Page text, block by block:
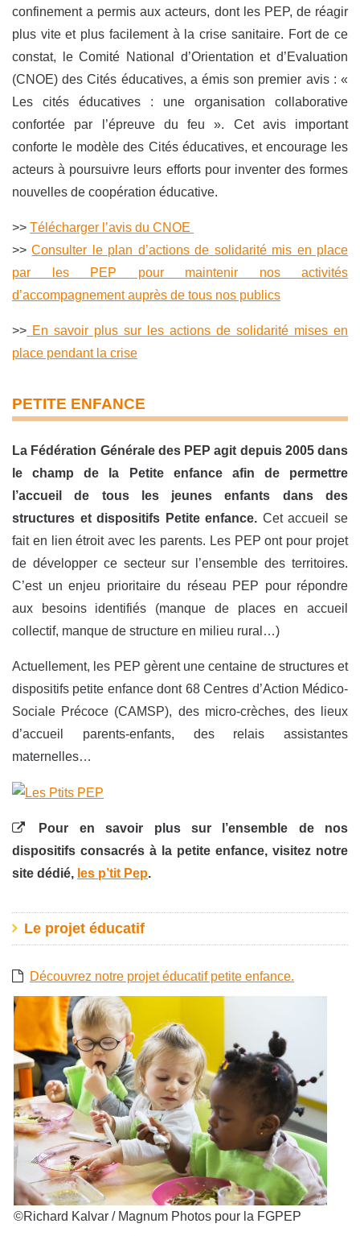
confinement a permis aux acteurs, dont les PEP, de réagir
plus vite et plus facilement à la crise sanitaire. Fort de ce
constat, le Comité National d’Orientation et d’Evaluation
(CNOE) des Cités éducatives, a émis son premier avis : «
Les cités éducatives : une organisation collaborative
confortée par l’épreuve du feu ». Cet avis important
conforte le modèle des Cités éducatives, et encourage les
acteurs à poursuivre leurs efforts pour inventer des formes
nouvelles de coopération éducative.
>> Télécharger l’avis du CNOE
>>Consulter le plan d’actions de solidarité mis en place
par les PEP pour maintenir nos activités
d’accompagnement auprès de tous nos publics
>> En savoir plus sur les actions de solidarité mises en
place pendant la crise
PETITE ENFANCE
La Fédération Générale des PEP agit depuis 2005 dans
le champ de la Petite enfance afin de permettre
l’accueil de tous les jeunes enfants dans des
structures et dispositifs Petite enfance. Cet accueil se
fait en lien étroit avec les parents. Les PEP ont pour projet
de développer ce secteur sur l’ensemble des territoires.
C’est un enjeu prioritaire du réseau PEP pour répondre
aux besoins identifiés (manque de places en accueil
collectif, manque de structure en milieu rural…)
Actuellement, les PEP gèrent une centaine de structures et
dispositifs petite enfance dont 68 Centres d’Action Médico-
Sociale Précoce (CAMSP), des micro-crèches, des lieux
d’accueil parents-enfants, des relais assistantes
maternelles…
Pour en savoir plus sur l’ensemble de nos
dispositifs consacrés à la petite enfance, visitez notre
site dédié, les p’tit Pep.
Le projet éducatif
Découvrez notre projet éducatif petite enfance.
©Richard Kalvar / Magnum Photos pour la FGPEP